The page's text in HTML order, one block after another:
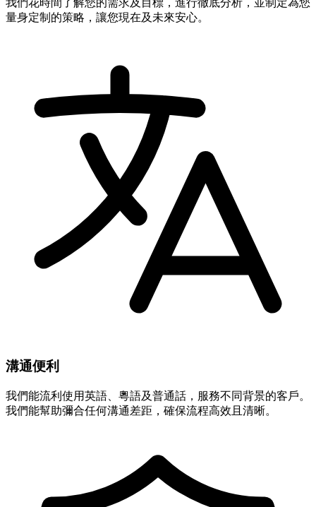
量身定制的策略，讓您現在及未來安心。
溝通便利
我們能流利使用英語、粵語及普通話，服務不同背景的客戶。
我們能幫助彌合任何溝通差距，確保流程高效且清晰。